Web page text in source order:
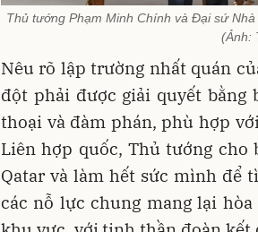
Thủ tướng Phạm Minh Chính và Đại sứ
(Ảnh:
Nêu rõ lập trường nhất quán
đột phải được giải quyết bằng
thoại và đàm phán, phù hợp
Liên hợp quốc, Thủ tướng cho
Qatar và làm hết sức mình để
các nỗ lực chung mang lại